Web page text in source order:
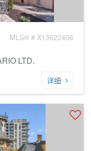
MLS® # X13622406
LTD.
详细